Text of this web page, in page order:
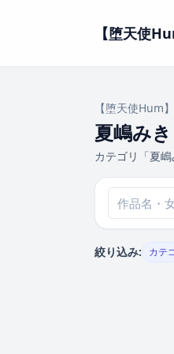
【堕天使
【堕天使Hum】
夏嶋み
カテゴリ「夏
絞り込み: カテ